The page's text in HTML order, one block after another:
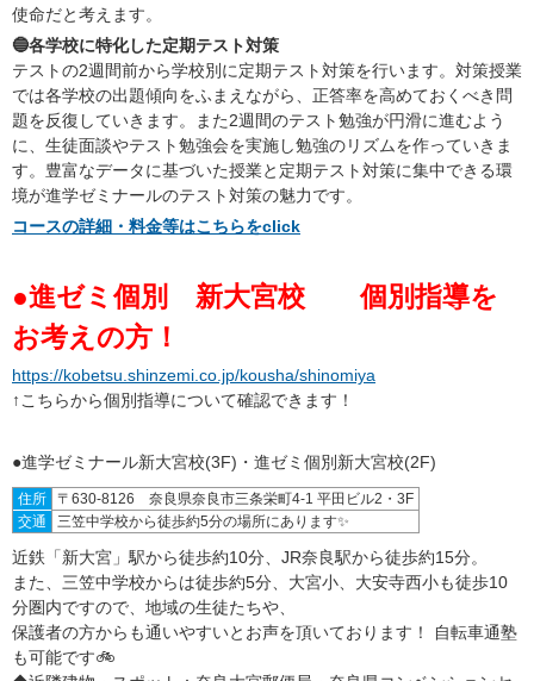
使命だと考えます。
🔵各学校に特化した定期テスト対策
テストの2週間前から学校別に定期テスト対策を行います。対策授業
では各学校の出題傾向をふまえながら、正答率を高めておくべき問
題を反復していきます。また2週間のテスト勉強が円滑に進むよう
に、生徒面談やテスト勉強会を実施し勉強のリズムを作っていきま
す。豊富なデータに基づいた授業と定期テスト対策に集中できる環
境が進学ゼミナールのテスト対策の魅力です。
コースの詳細・料金等はこちらをclick
●進ゼミ個別 新大宮校 個別指導を
お考えの方！
https://kobetsu.shinzemi.co.jp/kousha/shinomiya
↑こちらから個別指導について確認できます！
●進学ゼミナール新大宮校(3F)・進ゼミ個別新大宮校(2F)
住所
〒630-8126 奈良県奈良市三条栄町4-1 平田ビル2・3F
交通
三笠中学校から徒歩約5分の場所にあります✨
近鉄「新大宮」駅から徒歩約10分、JR奈良駅から徒歩約15分。
また、三笠中学校からは徒歩約5分、大宮小、大安寺西小も徒歩10
分圏内ですので、地域の生徒たちや、
保護者の方からも通いやすいとお声を頂いております！ 自転車通塾
も可能です🚲